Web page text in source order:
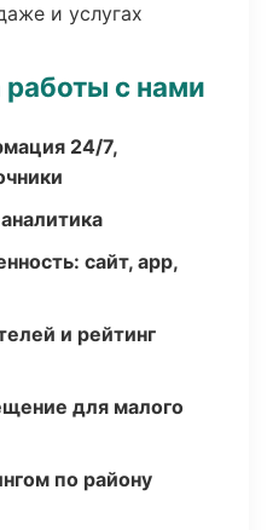
и услугах
с нами
24/7,
сайт, app,
и рейтинг
для малого
по району